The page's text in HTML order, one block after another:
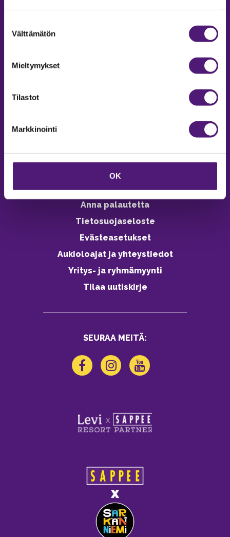
valinta
Välttämätön
Mieltymykset
Tilastot
Markkinointi
OK
Tiedustelut & Varaukset
Vastuullisuus
Ympäristöohjelma
Avoimet työpaikat
Anna palautetta
Tietosuojaseloste
Evästeasetukset
Aukioloajat ja yhteystiedot
Yritys- ja ryhmämyynti
Tilaa uutiskirje
SEURAA MEITÄ: